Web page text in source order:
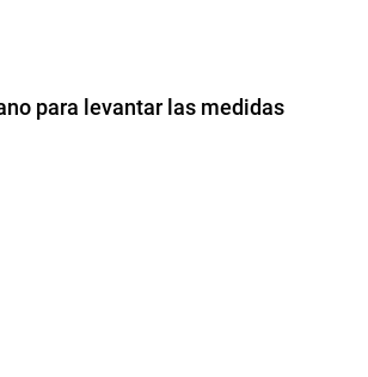
para levantar las medidas